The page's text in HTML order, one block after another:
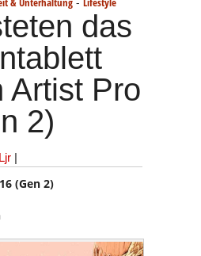
das
Artist Pro
2)
|
(Gen 2)